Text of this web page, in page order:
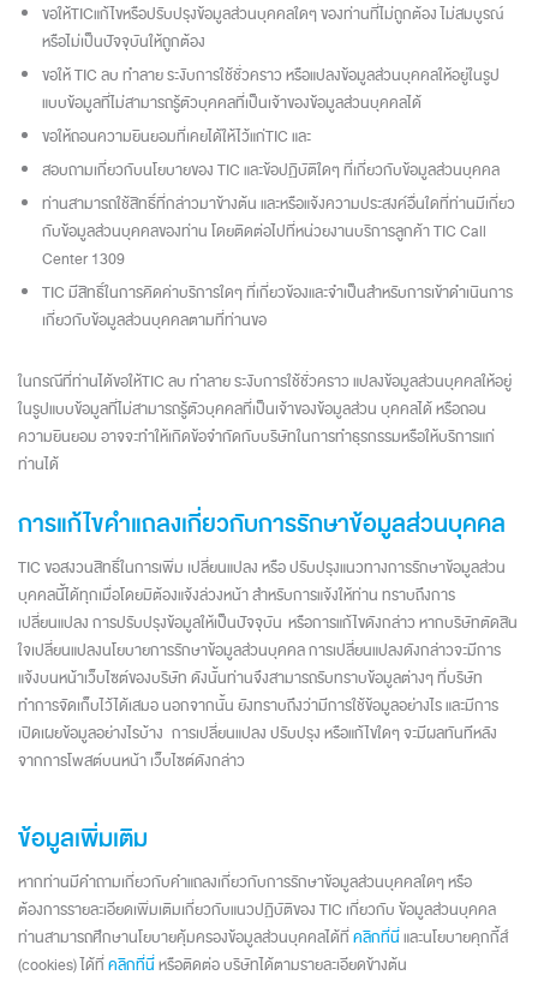
ขอให้TICแก้ไขหรือปรับปรุงข้อมูลส่วนบุคคลใดๆ ของท่านที่ไม่ถูกต้อง ไม่สมบูรณ์
หรือไม่เป็นปัจจุบันให้ถูกต้อง
ขอให้ TIC ลบ ทำลาย ระงับการใช้ชั่วคราว หรือแปลงข้อมูลส่วนบุคคลให้อยู่ในรูป
แบบข้อมูลที่ไม่สามารถรู้ตัวบุคคลที่เป็นเจ้าของข้อมูลส่วนบุคคลได้
ขอให้ถอนความยินยอมที่เคยได้ให้ไว้แก่TIC และ
สอบถามเกี่ยวกับนโยบายของ TIC และข้อปฏิบัติใดๆ ที่เกี่ยวกับข้อมูลส่วนบุคคล
ท่านสามารถใช้สิทธิ์ที่กล่าวมาข้างต้น และหรือแจ้งความประสงค์อื่นใดที่ท่านมีเกี่ยว
กับข้อมูลส่วนบุคคลของท่าน โดยติดต่อไปที่หน่วยงานบริการลูกค้า TIC Call
Center 1309
TIC มีสิทธิ์ในการคิดค่าบริการใดๆ ที่เกี่ยวข้องและจำเป็นสำหรับการเข้าดำเนินการ
เกี่ยวกับข้อมูลส่วนบุคคลตามที่ท่านขอ
ในกรณีที่ท่านได้ขอให้TIC ลบ ทำลาย ระงับการใช้ชั่วคราว แปลงข้อมูลส่วนบุคคลให้อยู่
ในรูปแบบข้อมูลที่ไม่สามารถรู้ตัวบุคคลที่เป็นเจ้าของข้อมูลส่วน บุคคลได้ หรือถอน
ความยินยอม อาจจะทำให้เกิดข้อจำกัดกับบริษัทในการทำธุรกรรมหรือให้บริการแก่
ท่านได้
การแก้ไขคำแถลงเกี่ยวกับการรักษาข้อมูลส่วนบุคคล
TIC ขอสงวนสิทธิ์ในการเพิ่ม เปลี่ยนแปลง หรือ ปรับปรุงแนวทางการรักษาข้อมูลส่วน
บุคคลนี้ได้ทุกเมื่อโดยมิต้องแจ้งล่วงหน้า สำหรับการแจ้งให้ท่าน ทราบถึงการ
เปลี่ยนแปลง การปรับปรุงข้อมูลให้เป็นปัจจุบัน หรือการแก้ไขดังกล่าว หากบริษัทตัดสิน
ใจเปลี่ยนแปลงนโยบายการรักษาข้อมูลส่วนบุคคล การเปลี่ยนแปลงดังกล่าวจะมีการ
แจ้งบนหน้าเว็บไซต์ของบริษัท ดังนั้นท่านจึงสามารถรับทราบข้อมูลต่างๆ ที่บริษัท
ทำการจัดเก็บไว้ได้เสมอ นอกจากนั้น ยังทราบถึงว่ามีการใช้ข้อมูลอย่างไร และมีการ
เปิดเผยข้อมูลอย่างไรบ้าง การเปลี่ยนแปลง ปรับปรุง หรือแก้ไขใดๆ จะมีผลทันทีหลัง
จากการโพสต์บนหน้า เว็บไซต์ดังกล่าว
ข้อมูลเพิ่มเติม
หากท่านมีคำถามเกี่ยวกับคำแถลงเกี่ยวกับการรักษาข้อมูลส่วนบุคคลใดๆ หรือ
ต้องการรายละเอียดเพิ่มเติมเกี่ยวกับแนวปฏิบัติของ TIC เกี่ยวกับ ข้อมูลส่วนบุคคล
ท่านสามารถศึกษานโยบายคุ้มครองข้อมูลส่วนบุคคลได้ที่คลิกที่นี่และนโยบายคุกกี้ส์
(cookies) ได้ที่คลิกที่นี่หรือติดต่อ บริษัทได้ตามรายละเอียดข้างต้น